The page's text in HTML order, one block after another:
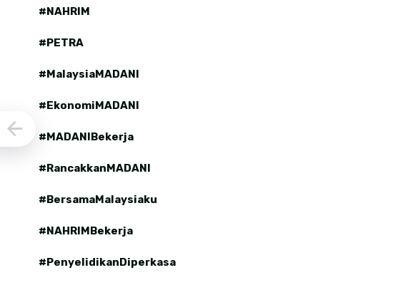
#NAHRIM
#PETRA
#MalaysiaMADANI
#EkonomiMADANI
#MADANIBekerja
#RancakkanMADANI
#BersamaMalaysiaku
#NAHRIMBekerja
#PenyelidikanDiperkasa